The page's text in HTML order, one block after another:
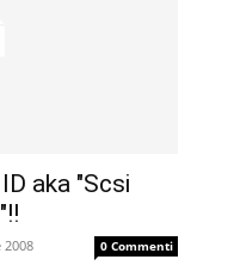
aka "Scsi
0 Commenti